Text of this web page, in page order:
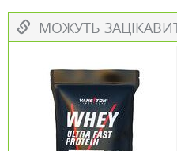
МОЖУТЬ